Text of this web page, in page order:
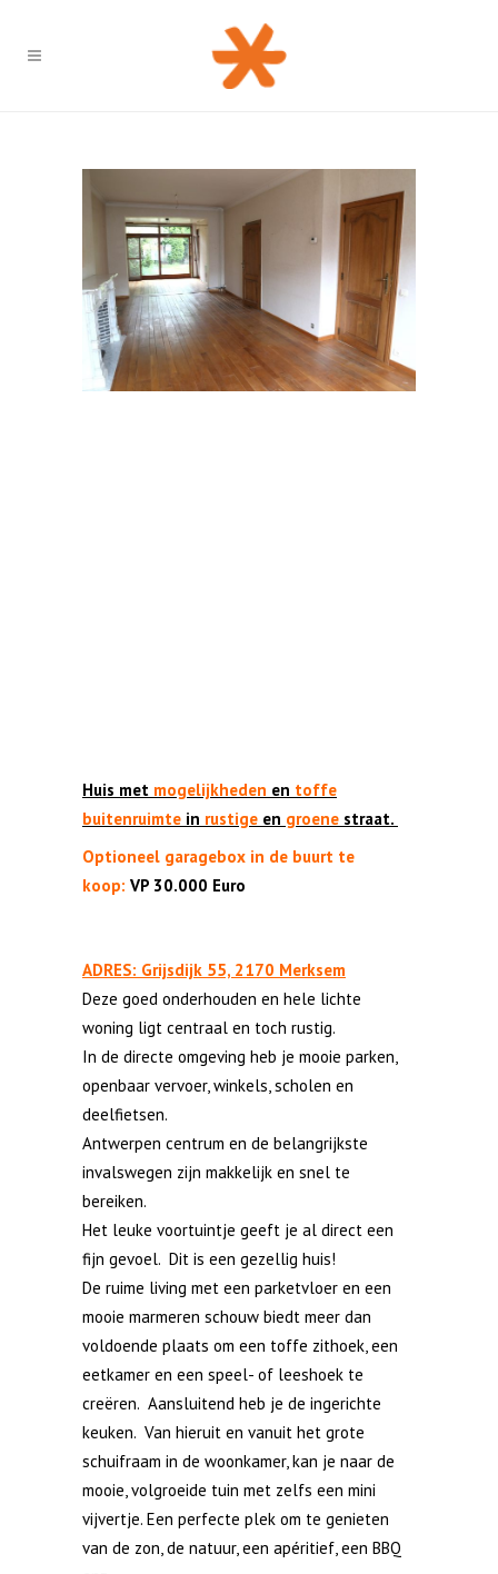
Huis met mogelijkheden en toffe
buitenruimte in rustige en groene straat.
Optioneel garagebox in de buurt te
koop: VP 30.000 Euro
ADRES: Grijsdijk 55, 2170 Merksem
Deze goed onderhouden en hele lichte
woning ligt centraal en toch rustig.
In de directe omgeving heb je mooie parken,
openbaar vervoer, winkels, scholen en
deelfietsen.
Antwerpen centrum en de belangrijkste
invalswegen zijn makkelijk en snel te
bereiken.
Het leuke voortuintje geeft je al direct een
fijn gevoel. Dit is een gezellig huis!
De ruime living met een parketvloer en een
mooie marmeren schouw biedt meer dan
voldoende plaats om een toffe zithoek, een
eetkamer en een speel- of leeshoek te
creëren. Aansluitend heb je de ingerichte
keuken. Van hieruit en vanuit het grote
schuifraam in de woonkamer, kan je naar de
mooie, volgroeide tuin met zelfs een mini
vijvertje. Een perfecte plek om te genieten
van de zon, de natuur, een apéritief, een BBQ